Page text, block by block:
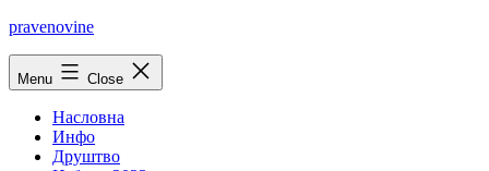
Skip
pravenovine
Menu Close
Насловна
Инфо
Друштво